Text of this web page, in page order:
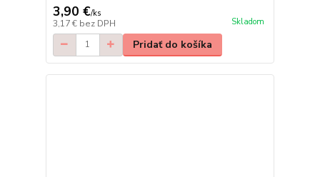
3,90 €/ks
3,17 € bez DPH Skladom
Pridať do košíka